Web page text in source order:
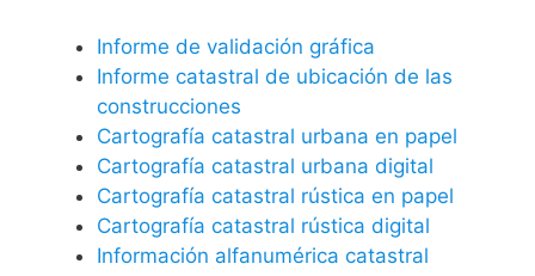
Informe de validación gráfica
Informe catastral de ubicación de las
construcciones
Cartografía catastral urbana en papel
Cartografía catastral urbana digital
Cartografía catastral rústica en papel
Cartografía catastral rústica digital
Información alfanumérica catastral